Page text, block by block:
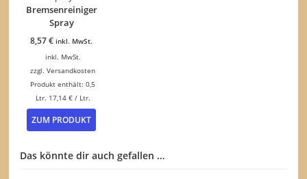
Bremsenreiniger
Spray
8,57€ inkl. MwSt.
inkl. MwSt.
zzgl.Versandkosten
Produkt enthält: 0,5
Ltr. 17,14 €/ Ltr.
ZUM PRODUKT
Das könnte dir auch gefallen …